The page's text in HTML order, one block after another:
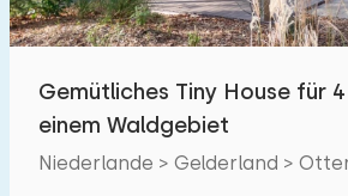
Gemütliches Tiny House für
einem Waldgebiet
Niederlande > Gelderland >